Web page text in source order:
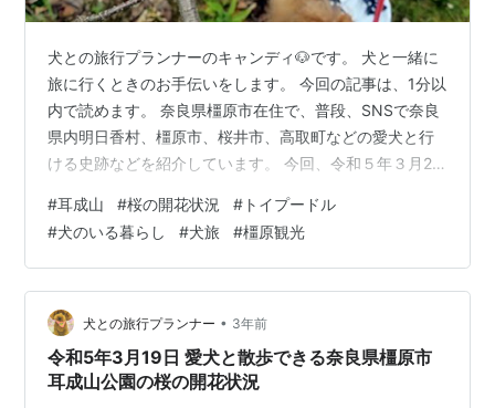
犬との旅行プランナーのキャンディ🐶です。 犬と一緒に
旅に行くときのお手伝いをします。 今回の記事は、1分以
内で読めます。 奈良県橿原市在住で、普段、SNSで奈良
県内明日香村、橿原市、桜井市、高取町などの愛犬と行
ける史跡などを紹介しています。 今回、令和５年３月21
成山公園の春の風景を愛犬と紹介します🐶 なお、耳成山
公園周辺での犬のマナーは必須です。 １ 耳成山公園の春
の風景 耳成山公園の古池に映る逆耳成山。本日は、ひさ
しぶりに水草が少なくきれいに耳成山が映り込んでいま
す。（昨年は、水草で逆耳成山が見れませんでした。）
少し、桜の木がピンクに色…
#耳成山 #桜の開花状況 # トイプードル
#犬のいる暮らし #犬旅 #橿原観光
犬との旅行プランナー • 3年前
令和5年3月19日 愛犬と散歩できる奈良県橿原市
耳成山公園の桜の開花状況